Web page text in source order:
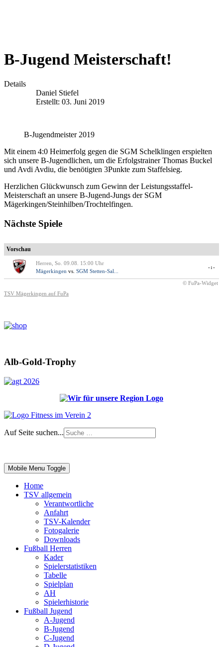
B-Jugend Meisterschaft!
Details
Daniel Stiefel
Erstellt: 03. Juni 2019
B-Jugendmeister 2019
Mit einem 4:0 Heimerfolg gegen die SGM Schelklingen erspielten
sich unsere B-Jugendlichen, um die Erfolgstrainer Thomas Buckel
und Avdi Avdiu, die benötigten 3Punkte zum Staffelsieg.
Herzlichen Glückwunsch zum Gewinn der Leistungsstaffel-
Meisterschaft an unsere B-Jugend-Jungs der SGM
Mägerkingen/Steinhilben/Trochtelfingen.
Nächste Spiele
Vorschau
Herren, So. 09.08. 15:00 Uhr
Mägerkingen vs. SGM Stetten-Sal...
-:-
© FuPa-Widget
TSV Mägerkingen auf FuPa
Alb-Gold-Trophy
Auf Seite suchen...
Mobile Menu Toggle
Home
TSV allgemein
Verantwortliche
Anfahrt
TSV-Kalender
Fotogalerie
Downloads
Fußball Herren
Kader
Spielerstatistiken
Tabelle
Spielplan
AH
Spielerhistorie
Fußball Jugend
A-Jugend
B-Jugend
C-Jugend